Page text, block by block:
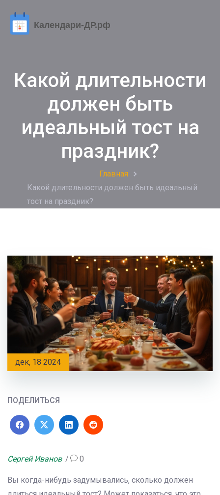
Какой длительности
должен быть
идеальный тост на
праздник?
Главная
Какой длительности должен быть идеальный
тост на праздник?
дек, 18 2024
ПОДЕЛИТЬСЯ
Сергей Иванов 0
Вы когда-нибудь задумывались, сколько должен